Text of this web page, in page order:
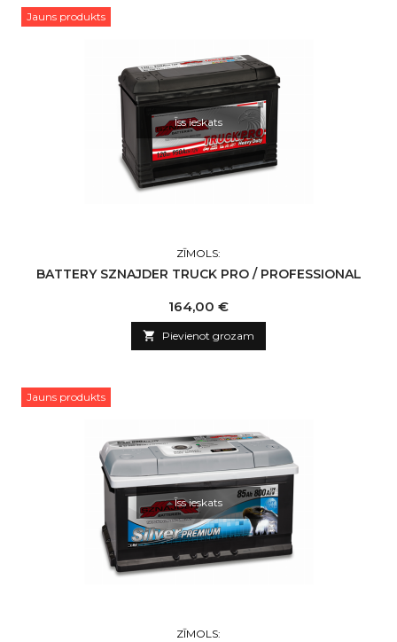
Jauns produkts
Īss ieskats
ZĪMOLS:
BATTERY SZNAJDER TRUCK PRO / PROFESSIONAL
Cena
164,00 €
 Pievienot grozam
Jauns produkts
Īss ieskats
ZĪMOLS: